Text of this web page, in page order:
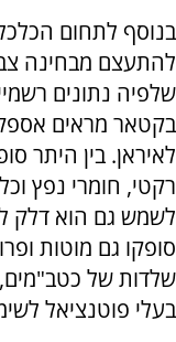
בנוסף לתחום
להתעצם מבחינה
שלפיה נתונים
בקטאר מראים
לאיראן. בין היתר
רקטי, חומרי נפץ
לשמש גם הוא דלק
סופקו גם מוטות
שלדות של כטב"מים,
בעלי פוטנציאל